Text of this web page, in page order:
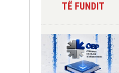
TË FUNDIT